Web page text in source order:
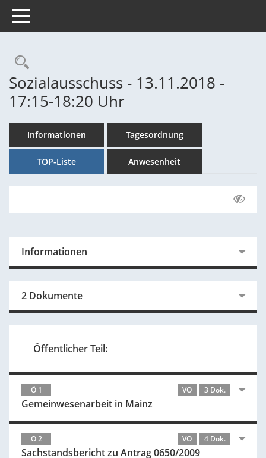
Toggle navigation
Rechercheauswahl
Sozialausschuss - 13.11.2018 -
17:15-18:20 Uhr
Informationen Tagesordnung
TOP-Liste Anwesenheit
Informationen
2 Dokumente
Öffentlicher Teil:
Ö 1 VO 3 Dok.
Gemeinwesenarbeit in Mainz
Ö 2 VO 4 Dok.
Sachstandsbericht zu Antrag 0650/2009